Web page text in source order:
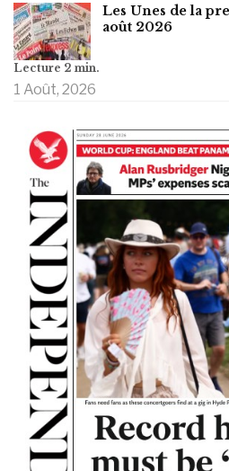
Les Unes de la
août 2026
1 Août, 2026